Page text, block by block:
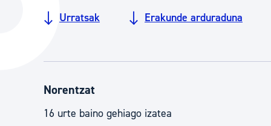
HiriaUrratsak Erakunde arduraduna
Norentzat
16 urte baino gehiago izatea